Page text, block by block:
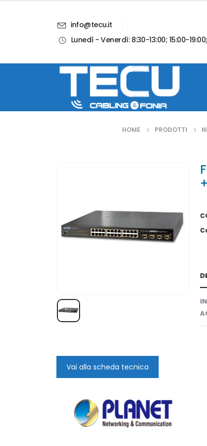
info@tecu.it
Lunedì - Venerdì: 8:30-13:00; 15:00-19:00;
HOME PRODOTTI
Vai alla scheda tecnica
Blog Contatti Account